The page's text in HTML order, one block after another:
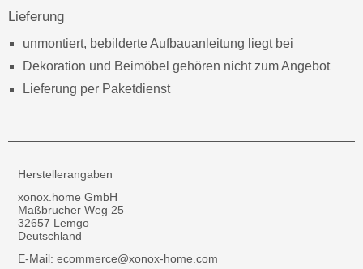
Lieferung
unmontiert, bebilderte Aufbauanleitung liegt bei
Dekoration und Beimöbel gehören nicht zum Angebot
Lieferung per Paketdienst
Herstellerangaben
xonox.home GmbH
Maßbrucher Weg 25
32657 Lemgo
Deutschland
E-Mail: ecommerce@xonox-home.com